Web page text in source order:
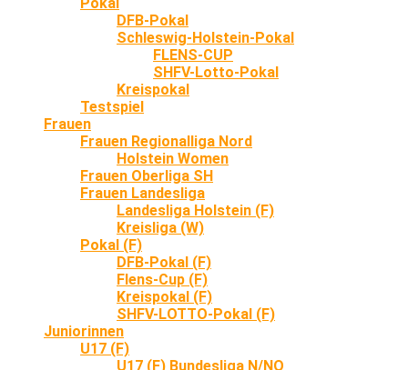
DFB-Pokal
Schleswig-Holstein-Pokal
FLENS-CUP
SHFV-Lotto-Pokal
Kreispokal
Testspiel
Frauen
Frauen Regionalliga Nord
Holstein Women
Frauen Oberliga SH
Frauen Landesliga
Landesliga Holstein (F)
Kreisliga (W)
Pokal (F)
DFB-Pokal (F)
Flens-Cup (F)
Kreispokal (F)
SHFV-LOTTO-Pokal (F)
Juniorinnen
U17 (F)
U17 (F) Bundesliga N/NO